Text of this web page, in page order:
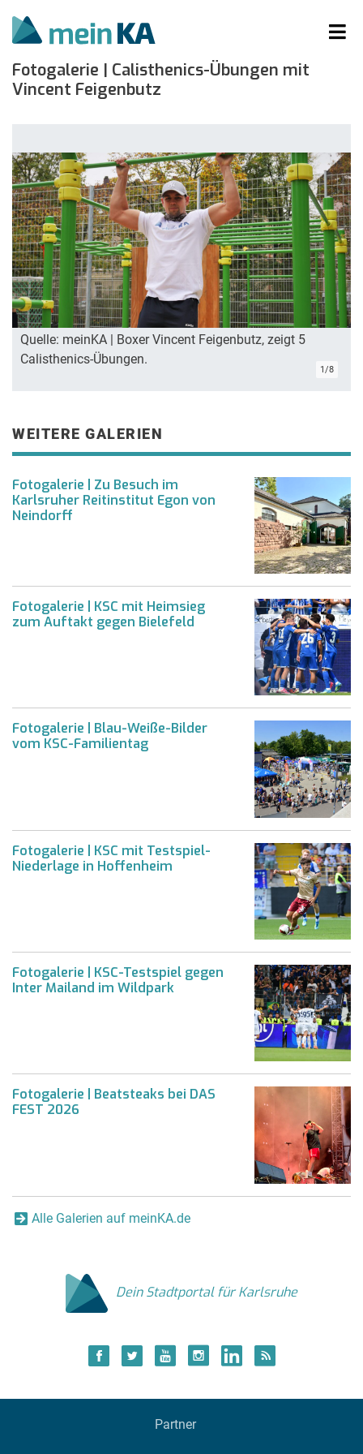
Fotogalerie | Calisthenics-Übungen mit
Vincent Feigenbutz
Quelle: meinKA | Boxer Vincent Feigenbutz, zeigt 5
Calisthenics-Übungen.
1/8
WEITERE GALERIEN
Fotogalerie | Zu Besuch im
Karlsruher Reitinstitut Egon von
Neindorff
Fotogalerie | KSC mit Heimsieg
zum Auftakt gegen Bielefeld
Fotogalerie | Blau-Weiße-Bilder
vom KSC-Familientag
Fotogalerie | KSC mit Testspiel-
Niederlage in Hoffenheim
Fotogalerie | KSC-Testspiel gegen
Inter Mailand im Wildpark
Fotogalerie | Beatsteaks bei DAS
FEST 2026
Alle Galerien auf meinKA.de
Dein Stadtportal für Karlsruhe
Partner